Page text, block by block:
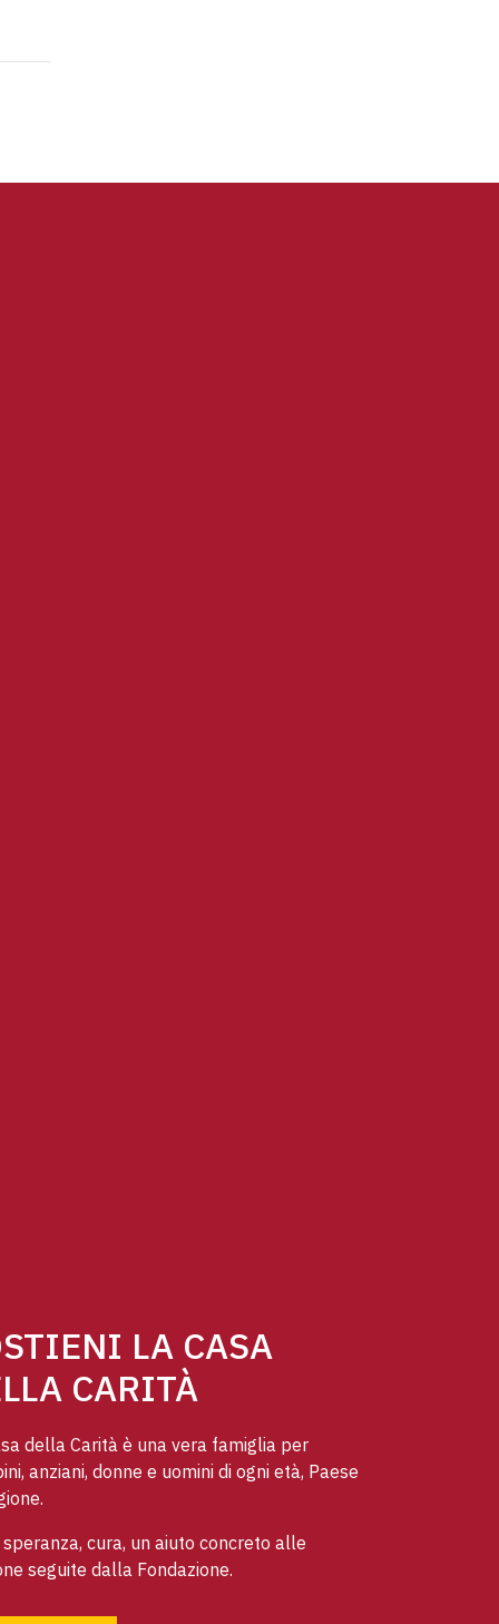
LA CASA
CARITÀ
della Carità è una vera famiglia per
anziani, donne e uomini di ogni età, Paese
speranza, cura, un aiuto concreto alle
seguite dalla Fondazione.